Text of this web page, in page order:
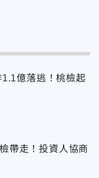
億落逃！桃檢起
帶走！投資人協商